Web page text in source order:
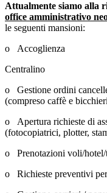
Attualmente siamo alla
office amministrativo
le seguenti mansioni:
o Accoglienza
Centralino
o Gestione ordini
(compreso caffè e
o Apertura richieste di
(fotocopiatrici, plotter,
o Prenotazioni voli/
o Richieste preventivi